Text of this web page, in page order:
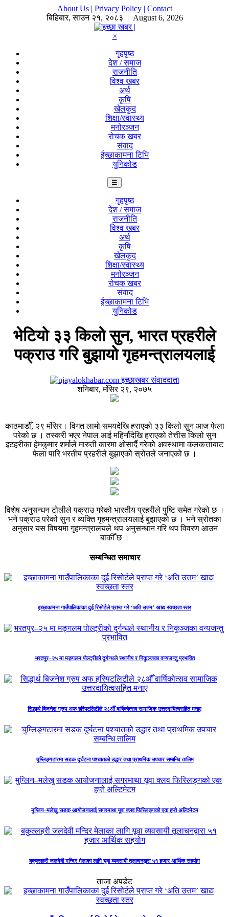
About Us | Privacy Policy | Contact
बिहिबार,साउन २१, २०८३ | August 6, 2026
×
गृहपृष्ठ
देश / समाज
राजनीति
विश्व खबर
अर्थ
कृषि
खेलकुद
शिक्षा/स्वास्थ्य
मनोरञ्जन
रोचक खबर
संवाद
ईच्छाकामना टिभि
युनिकोड
☰
गृहपृष्ठ
देश / समाज
राजनीति
विश्व खबर
अर्थ
कृषि
खेलकुद
शिक्षा/स्वास्थ्य
मनोरञ्जन
रोचक खबर
संवाद
ईच्छाकामना टिभि
युनिकोड
भेटियो ३३ किलो सुन, भारत प्रहरीले
पक्राउ गरि बुझायो गृहमन्त्रालयलाई
इच्छाखबर संवाददाता
शनिबार, मंसिर २९, २०७५
काठमाडौँ, २९ मंसिर। विगत लामो समयदेखि हराएको ३३ किलो सुन आज फेला
परेको छ । तस्करी भएर नेपाल आई महिनौंदेखि हराएको तेत्तीस किलो सुन
इटहरीका हेमकुमार शर्माले मारुती कारमा ओसार्दै गरेको अवस्थामा कलकत्ताबाट
फेला पारि भरतीय प्रहरीले बुझाएको स्रोतले जनाएको छ ।
विशेष अनुसन्धन टोलीले पक्राउ गरेको भारतीय प्रहरीले पुष्टि समेत गरेको छ ।
भने पक्राउ परेको सुन र व्यक्ति गृहमन्त्रालयलाई बुझाएको छ । भने स्रोतका
अनुसार यस विषयमा गृहमन्त्रालयले थप अनुसन्धान गरि थप विवरण आउन
बाकीँ छ ।
सम्बन्धित समाचार
इच्छाकामना गाउँपालिकाका दुई रिसोर्टले प्राप्त गरे ‘अति उत्तम’ खाद्य स्वच्छता स्तर
भरतपुर–२५ मा मङ्गलम पोल्ट्रीको दुर्गन्धले स्थानीय र निकुञ्जका वन्यजन्तु प्रभावित
सिद्धार्थ बिजनेश ग्रुप अफ हस्पिटलिटीले २८औँ वार्षिकोत्सव सामाजिक उत्तरदायित्वसहित मनाए
चुम्लिङ्गटारमा सडक दुर्घटना पश्चातको उद्धार तथा प्राथमिक उपचार सम्बन्धि तालिम
मुग्लिन–मलेखु सडक आयोजनालाई सगरमाथा यूवा क्लव फिस्लिङ्गको एक हप्ते अल्टिमेटम
बकुल्लहरी जलदेवी मन्दिर मेलाका लागि यूवा व्यवसायी तूलाचनद्वारा ५१ हजार आर्थिक सहयोग
ताजा अपडेट